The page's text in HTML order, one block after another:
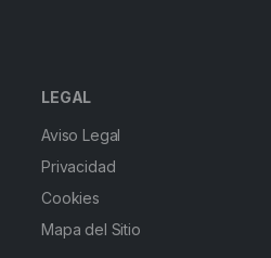
LEGAL
Aviso Legal
Privacidad
Cookies
Mapa del Sitio